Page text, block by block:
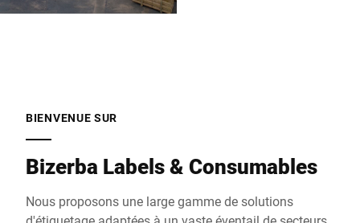
BIENVENUE SUR
Bizerba Labels & Consumables
Nous proposons une large gamme de solutions